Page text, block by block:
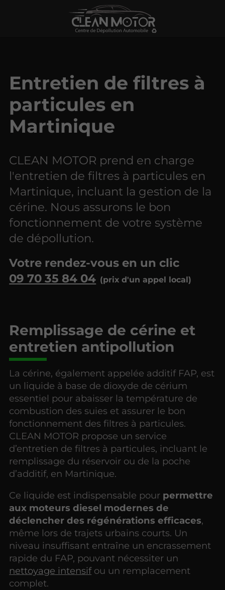
Entretien de filtres à
particules en
Martinique
CLEAN MOTOR prend en charge
l'entretien de filtres à particules en
Martinique, incluant la gestion de la
cérine. Nous assurons le bon
fonctionnement de votre système
de dépollution.
Votre rendez-vous en un clic
09 70 35 84 04
Remplissage de cérine et
entretien antipollution
La cérine, également appelée additif FAP, est
un liquide à base de dioxyde de cérium
essentiel pour abaisser la température de
combustion des suies et assurer le bon
fonctionnement des filtres à particules.
CLEAN MOTOR propose un service
d’entretien de filtres à particules, incluant le
remplissage du réservoir ou de la poche
d’additif, en Martinique.
Ce liquide est indispensable pour permettre
aux moteurs diesel modernes de
déclencher des régénérations efficaces,
même lors de trajets urbains courts. Un
niveau insuffisant entraîne un encrassement
rapide du FAP, pouvant nécessiter un
nettoyage intensifou un remplacement
complet.